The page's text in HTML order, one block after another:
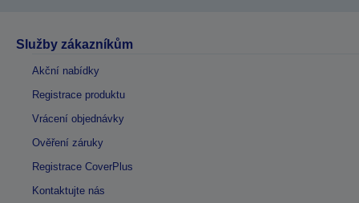
Služby zákazníkům
Akční nabídky
Registrace produktu
Vrácení objednávky
Ověření záruky
Registrace CoverPlus
Kontaktujte nás